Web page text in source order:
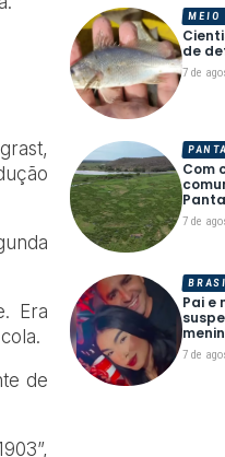
Era
de
de
7 de
MEIO
Com
7 de
Pai e
7 de